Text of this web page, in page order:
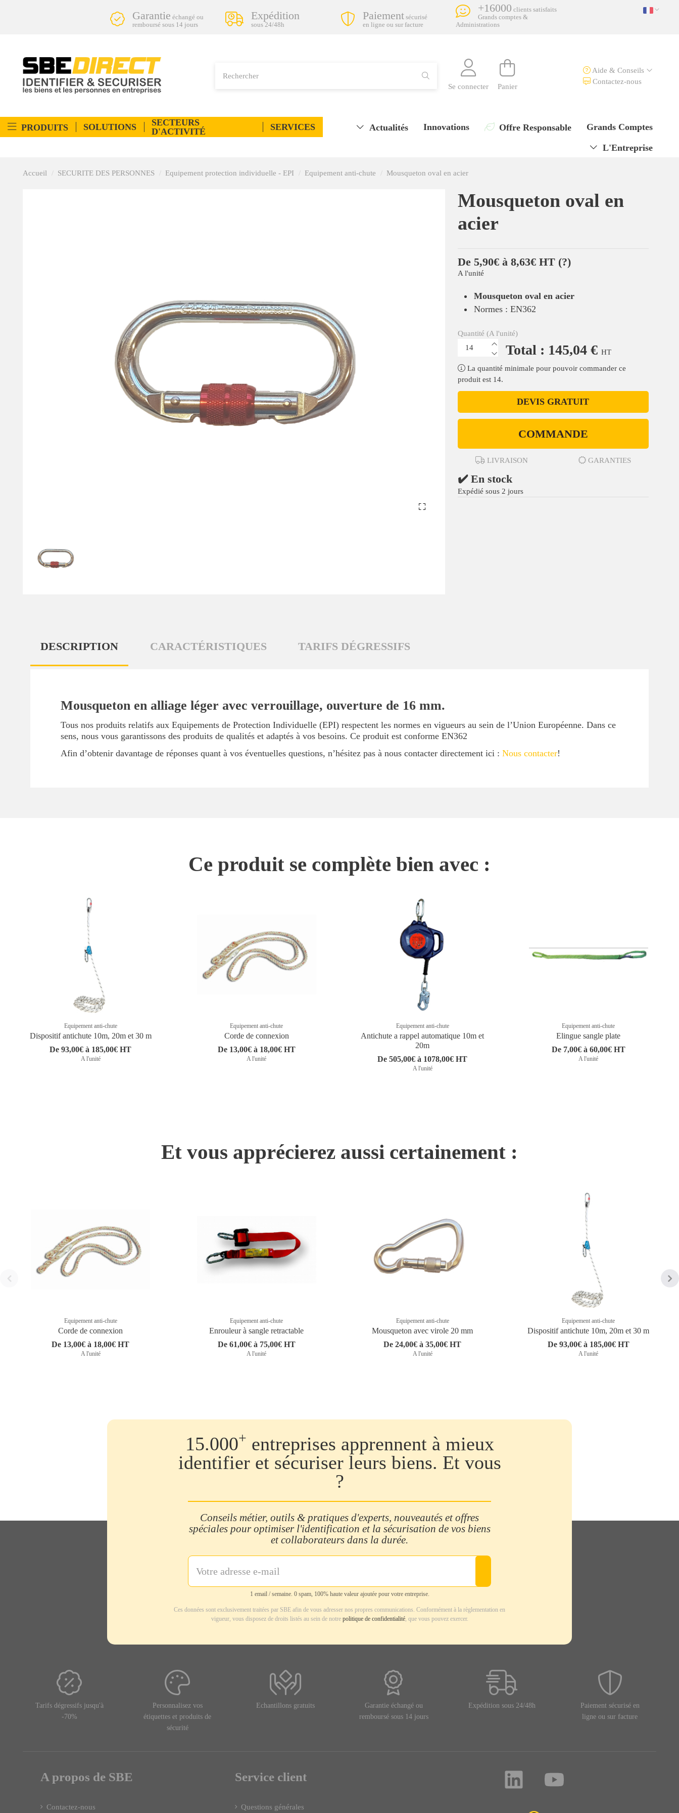
Garantie échangé ou
remboursé sous 14 jours
Expédition
sous 24/48h
Paiement sécurisé
en ligne ou sur facture
+16000 clients satisfaits
Grands comptes &
Administrations
Se connecter Panier
Aide & Conseils
Contactez-nous
PRODUITS SOLUTIONS
SECTEURS
D'ACTIVITÉ
SERVICES Grands Comptes
Offre Responsable
Innovations
Actualités
L'Entreprise
Accueil SECURITE DES PERSONNES Equipement protection individuelle - EPI Equipement anti-chute Mousqueton oval en acier
Mousqueton oval en
acier
De 5,90€ à 8,63€ HT (?)
A l'unité
Mousqueton oval en acier
Normes : EN362
Quantité (A l'unité)
Total : 145,04 € HT
La quantité minimale pour pouvoir commander ce
produit est 14.
DEVIS GRATUIT
COMMANDE
LIVRAISON GARANTIES
✔️ En stock
Expédié sous 2 jours
DESCRIPTION CARACTÉRISTIQUES TARIFS DÉGRESSIFS
Mousqueton en alliage léger avec verrouillage, ouverture de 16 mm.
Tous nos produits relatifs aux Equipements de Protection Individuelle (EPI) respectent les normes en vigueurs au sein de l’Union Européenne. Dans ce
sens, nous vous garantissons des produits de qualités et adaptés à vos besoins. Ce produit est conforme EN362
Afin d’obtenir davantage de réponses quant à vos éventuelles questions, n’hésitez pas à nous contacter directement ici : Nous contacter!
Ce produit se complète bien avec :
Equipement anti-chute
Dispositif antichute 10m, 20m et 30 m
De 93,00€ à 185,00€ HT
A l'unité
Equipement anti-chute
Corde de connexion
De 13,00€ à 18,00€ HT
A l'unité
Equipement anti-chute
Antichute a rappel automatique 10m et
20m
De 505,00€ à 1078,00€ HT
A l'unité
Equipement anti-chute
Elingue sangle plate
De 7,00€ à 60,00€ HT
A l'unité
Et vous apprécierez aussi certainement :
Equipement anti-chute
Corde de connexion
De 13,00€ à 18,00€ HT
A l'unité
Equipement anti-chute
Enrouleur à sangle retractable
De 61,00€ à 75,00€ HT
A l'unité
Equipement anti-chute
Mousqueton avec virole 20 mm
De 24,00€ à 35,00€ HT
A l'unité
Equipement anti-chute
Dispositif antichute 10m, 20m et 30 m
De 93,00€ à 185,00€ HT
A l'unité
15.000+ entreprises apprennent à mieux
identifier et sécuriser leurs biens. Et vous
?
Conseils métier, outils & pratiques d'experts, nouveautés et offres
spéciales pour optimiser l'identification et la sécurisation de vos biens
et collaborateurs dans la durée.
1 email / semaine. 0 spam, 100% haute valeur ajoutée pour votre entreprise.
Ces données sont exclusivement traitées par SBE afin de vous adresser nos propres communications. Conformément à la règlementation en
vigueur, vous disposez de droits listés au sein de notre politique de confidentialité, que vous pouvez exercer.
Tarifs dégressifs jusqu'à
-70%
Personnalisez vos
étiquettes et produits de
sécurité
Echantillons gratuits
Garantie échangé ou
remboursé sous 14 jours
Expédition sous 24/48h
Paiement sécurisé en
ligne ou sur facture
A propos de SBE
Contactez-nous
Service client
Questions générales